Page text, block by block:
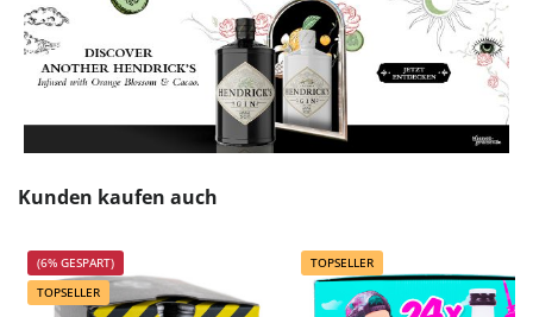
Produktgalerie überspringen
Kunden kaufen auch
(6% GESPART)
TOPSELLER
TOPSELLER